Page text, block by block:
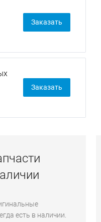
Заказать
Заказать
есть в наличии.